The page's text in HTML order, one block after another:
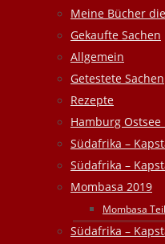
Meine Bücher
Gekaufte Sachen
Allgemein
Getestete Sachen
Rezepte
Hamburg Ostsee
Südafrika –
Südafrika –
Mombasa 2019
Mombasa
Südafrika –